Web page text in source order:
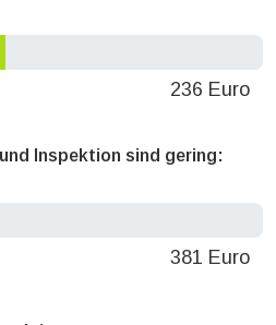
236 Euro
Inspektion sind gering:
381 Euro